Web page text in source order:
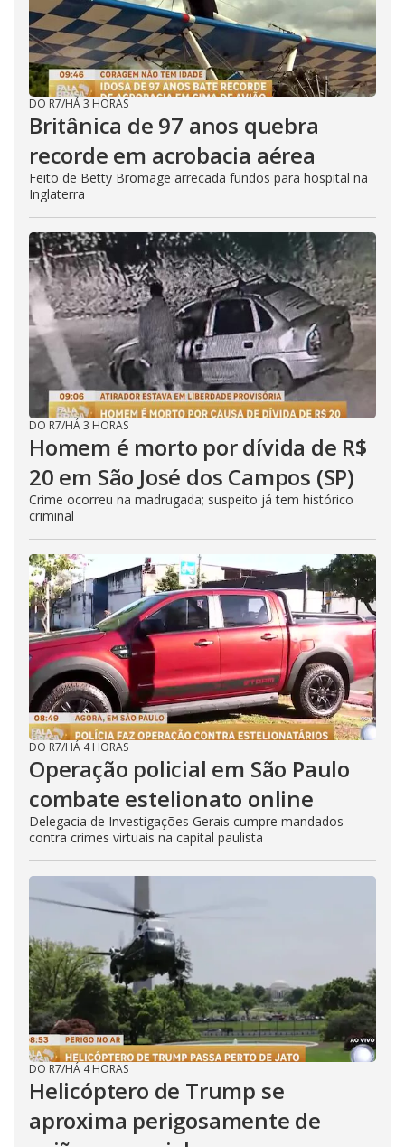
DO R7/HÁ 3 HORAS
Britânica de 97 anos quebra
recorde em acrobacia aérea
Feito de Betty Bromage arrecada fundos para hospital na
Inglaterra
DO R7/HÁ 3 HORAS
Homem é morto por dívida de R$
20 em São José dos Campos (SP)
Crime ocorreu na madrugada; suspeito já tem histórico
criminal
DO R7/HÁ 4 HORAS
Operação policial em São Paulo
combate estelionato online
Delegacia de Investigações Gerais cumpre mandados
contra crimes virtuais na capital paulista
DO R7/HÁ 4 HORAS
Helicóptero de Trump se
aproxima perigosamente de